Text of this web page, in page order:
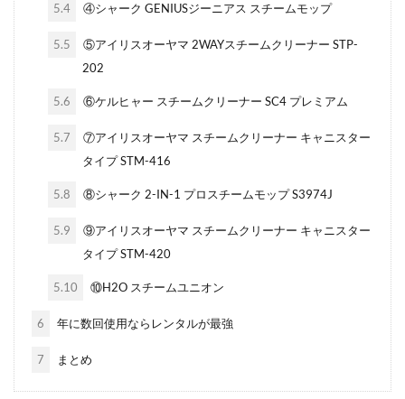
5.4 ④シャーク GENIUSジーニアス スチームモップ
5.5
⑤アイリスオーヤマ 2WAYスチームクリーナー STP-
202
5.6 ⑥ケルヒャー スチームクリーナー SC4 プレミアム
5.7
⑦アイリスオーヤマ スチームクリーナー キャニスター
タイプ STM-416
5.8 ⑧シャーク 2-IN-1 プロスチームモップ S3974J
5.9
⑨アイリスオーヤマ スチームクリーナー キャニスター
タイプ STM-420
5.10 ⑩H2O スチームユニオン
6 年に数回使用ならレンタルが最強
7 まとめ